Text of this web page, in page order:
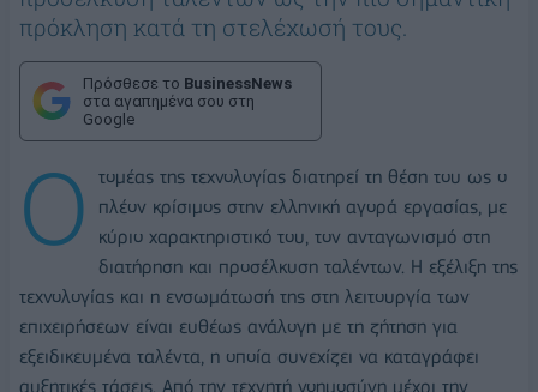
πρόκληση κατά τη στελέχωσή τους.
Πρόσθεσε το BusinessNews
στα αγαπημένα σου στη
Google
Ο
τομέας της τεχνολογίας διατηρεί τη θέση του ως ο
πλέον κρίσιμος στην ελληνική αγορά εργασίας, με
κύριο χαρακτηριστικό του, τον ανταγωνισμό στη
διατήρηση και προσέλκυση ταλέντων. Η εξέλιξη της
τεχνολογίας και η ενσωμάτωσή της στη λειτουργία των
επιχειρήσεων είναι ευθέως ανάλογη με τη ζήτηση για
εξειδικευμένα ταλέντα, η οποία συνεχίζει να καταγράφει
αυξητικές τάσεις. Από την τεχνητή νοημοσύνη μέχρι την